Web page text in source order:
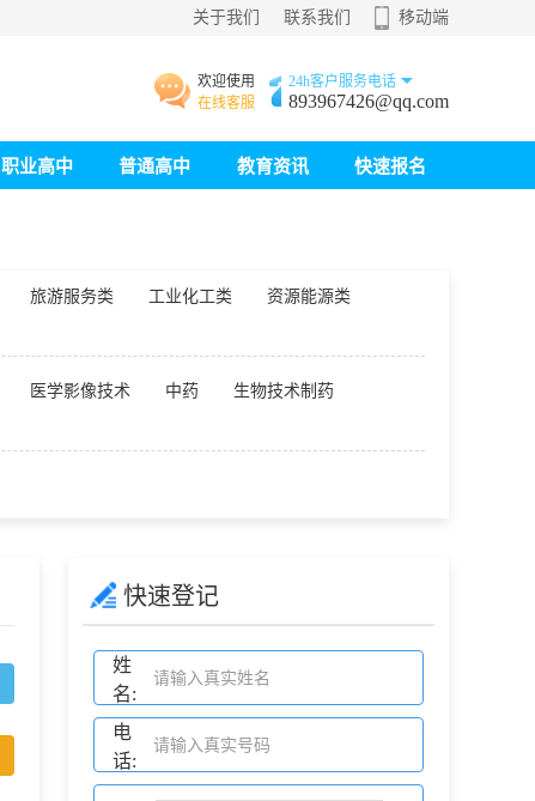
关于我们 联系我们 移动端
欢迎使用
在线客服
24h客户服务电话
893967426@qq.com
职业高中 普通高中 教育资讯 快速报名
旅游服务类 工业化工类
资源能源类
医学影像技术 中药
生物技术制药
快速登记
姓
名:
电
话: